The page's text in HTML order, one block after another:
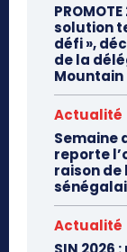
solution
défi »,
de la
Mountain
Actualité
Semaine
reporte
raison de
Actualité